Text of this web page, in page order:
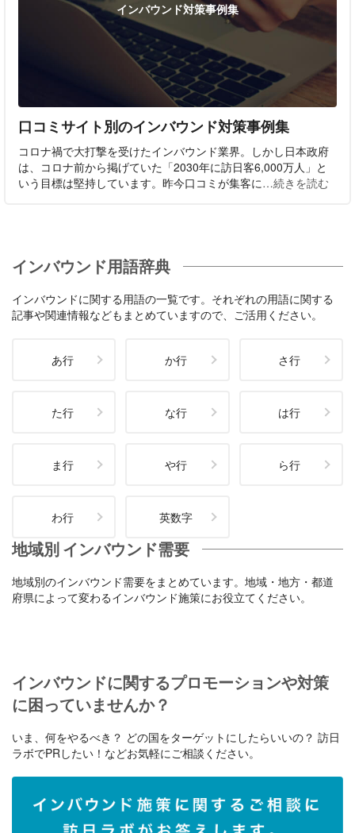
インバウンド対策事例集
口コミサイト別のインバウンド対策事例集
コロナ禍で大打撃を受けたインバウンド業界。しかし日本政府
は、コロナ前から掲げていた「2030年に訪日客6,000万人」と
いう目標は堅持しています。昨今口コミが集客に…続きを読む
インバウンド用語辞典
インバウンドに関する用語の一覧です。それぞれの用語に関する
記事や関連情報などもまとめていますので、ご活用ください。
あ行 か行 さ行
た行 な行 は行
ま行 や行 ら行
わ行 英数字
地域別 インバウンド需要
地域別のインバウンド需要をまとめています。地域・地方・都道
府県によって変わるインバウンド施策にお役立てください。
インバウンドに関するプロモーションや対策
に困っていませんか？
いま、何をやるべき？ どの国をターゲットにしたらいいの？ 訪日
ラボでPRしたい！などお気軽にご相談ください。